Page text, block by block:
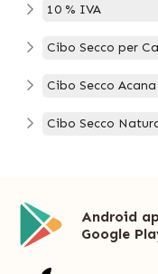
10 % IVA
Cibo Secco per
Cibo Secco Acana
Cibo Secco
Android
Google